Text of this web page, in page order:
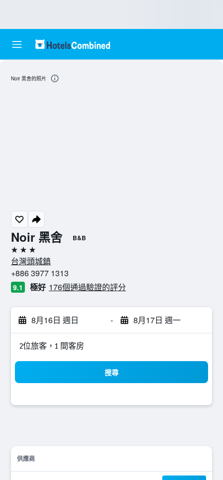
Noir 黑舍 B&B
3星級
台灣頭城鎮
+886 3977 1313
9.1 極好 176個通過驗證的評分
8月16日 週日 - 8月17日 週一
2位旅客，1 間客房
搜尋
供應商
Noir 黑舍的照片